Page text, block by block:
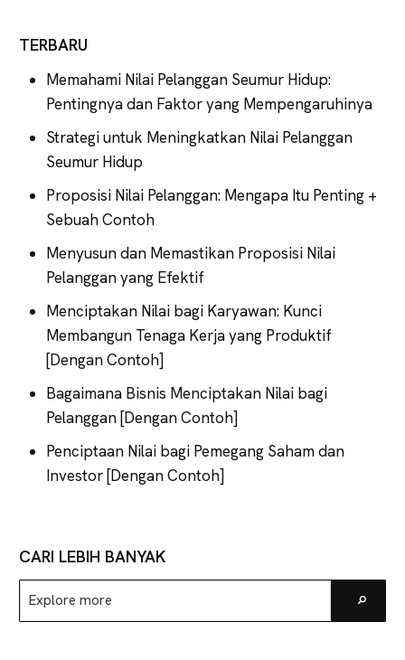
TERBARU
Memahami Nilai Pelanggan Seumur Hidup:
Pentingnya dan Faktor yang Mempengaruhinya
Strategi untuk Meningkatkan Nilai Pelanggan
Seumur Hidup
Proposisi Nilai Pelanggan: Mengapa Itu Penting +
Sebuah Contoh
Menyusun dan Memastikan Proposisi Nilai
Pelanggan yang Efektif
Menciptakan Nilai bagi Karyawan: Kunci
Membangun Tenaga Kerja yang Produktif
[Dengan Contoh]
Bagaimana Bisnis Menciptakan Nilai bagi
Pelanggan [Dengan Contoh]
Penciptaan Nilai bagi Pemegang Saham dan
Investor [Dengan Contoh]
CARI LEBIH BANYAK
Explore
more